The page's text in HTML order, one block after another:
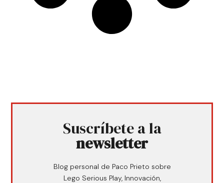
Suscríbete a la
newsletter
Blog personal de Paco Prieto sobre
Lego Serious Play, Innovación,